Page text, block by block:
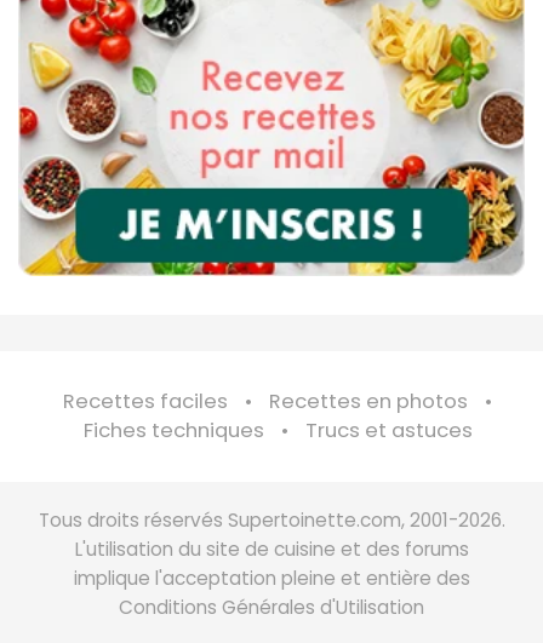
Recettes faciles
Recettes en photos
Fiches techniques
Trucs et astuces
Tous droits réservés Supertoinette.com, 2001-2026.
L'utilisation du site de cuisine et des forums
implique l'acceptation pleine et entière des
Conditions Générales d'Utilisation